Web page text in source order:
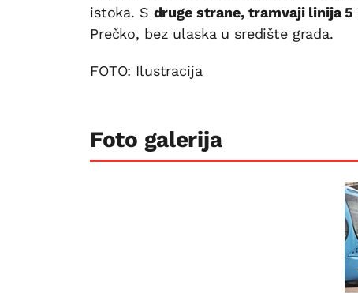
istoka. S druge strane, tramvaji linija 5
Prečko, bez ulaska u središte grada.
FOTO: Ilustracija
Foto galerija